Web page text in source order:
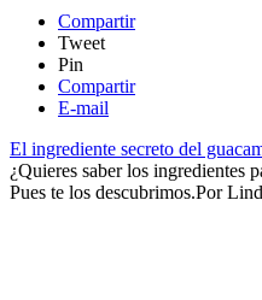
Compartir
Tweet
Pin
Compartir
E-mail
El ingrediente secreto del
​¿Quieres saber los ingredientes
Pues te los descubrimos.​Por